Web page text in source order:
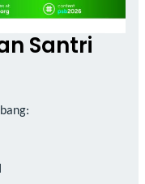
Santri